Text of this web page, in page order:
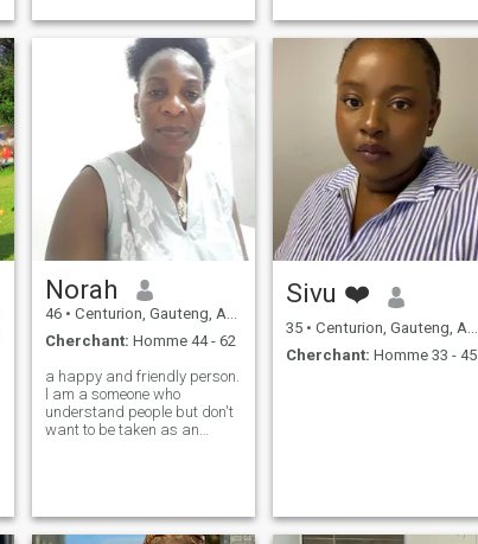
Norah
46 • Centurion, Gauteng, Afrique du Sud
Cherchant: Homme 44 - 62
a happy and friendly person.
l am a someone who
understand people but don't
want to be taken as an
Sivu ❤️
35 • Centurion, Gauteng, Afrique du Sud
Cherchant: Homme 33 - 45